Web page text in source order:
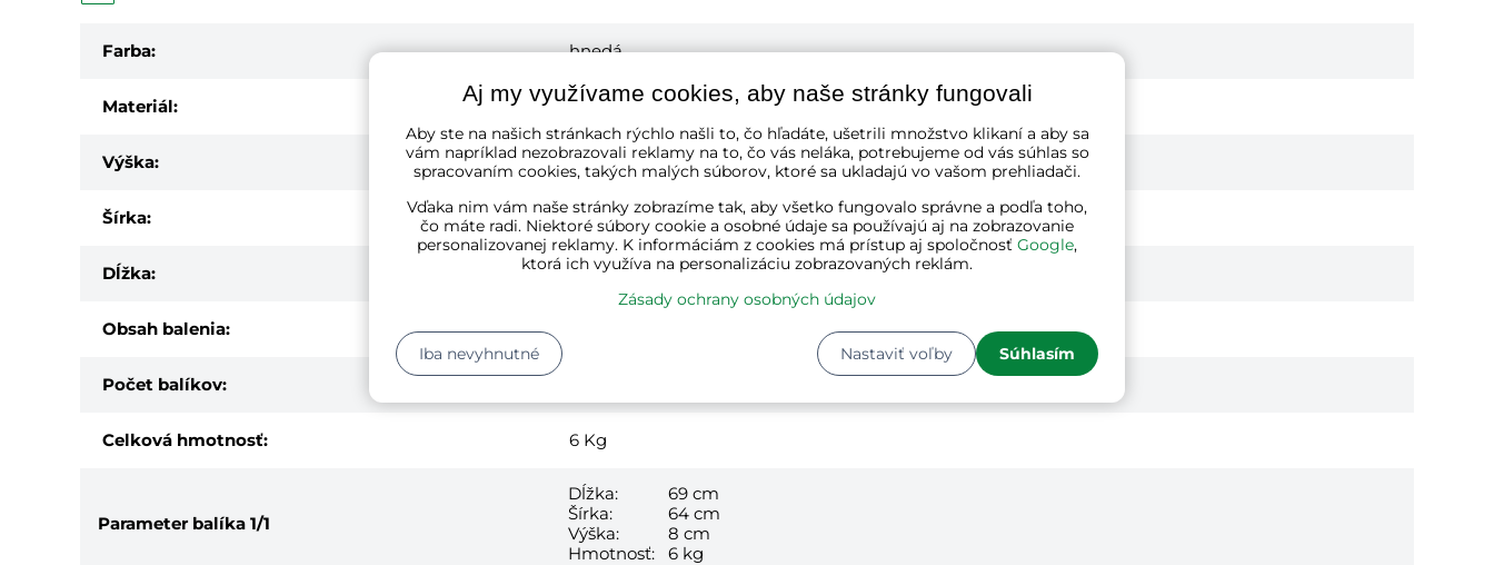
Farba: hnedá
Materiál: oceľ, plast, textil, umelý ratan
Výška: 60 cm
Šírka: 33 cm
Dĺžka: 66 cm
Obsah balenia:
Počet balíkov:
Celková hmotnosť: 6 Kg
Parameter balíka 1/1
Dĺžka:
69 cm
Šírka:
64 cm
Výška:
8 cm
Hmotnosť:
6 kg
Aj my využívame cookies, aby naše stránky fungovali
Aby ste na našich stránkach rýchlo našli to, čo hľadáte, ušetrili množstvo klikaní a aby sa
vám napríklad nezobrazovali reklamy na to, čo vás neláka, potrebujeme od vás súhlas so
spracovaním cookies, takých malých súborov, ktoré sa ukladajú vo vašom prehliadači.
Vďaka nim vám naše stránky zobrazíme tak, aby všetko fungovalo správne a podľa toho,
čo máte radi. Niektoré súbory cookie a osobné údaje sa používajú aj na zobrazovanie
personalizovanej reklamy. K informáciám z cookies má prístup aj spoločnosť Google,
ktorá ich využíva na personalizáciu zobrazovaných reklám.
Zásady ochrany osobných údajov
Nastaviť voľby Súhlasím
Iba nevyhnutné